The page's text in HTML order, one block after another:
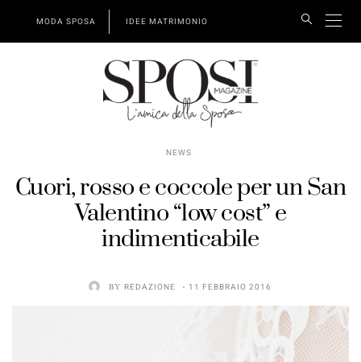
MODA SPOSA IDEE MATRIMONIO
NEWS
Cuori, rosso e coccole per un San
Valentino “low cost” e
indimenticabile
BY REDAZIONE 11 FEBBRAIO 2016